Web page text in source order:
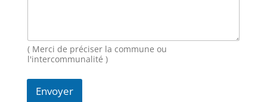
i
l( Merci de préciser la commune ou
l'intercommunalité )
Envoyer